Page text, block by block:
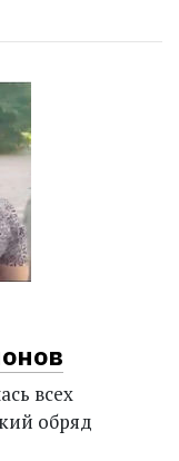
всех
обряд